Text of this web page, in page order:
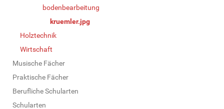
bodenbearbeitung
kruemler.jpg
Holztechnik
Wirtschaft
Musische Fächer
Praktische Fächer
Berufliche Schularten
Schularten